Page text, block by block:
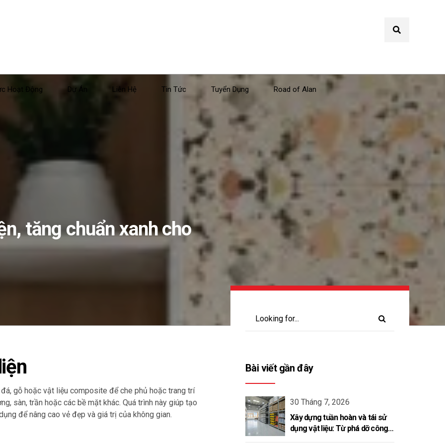
Hoạt Động Dự Án Liên Hệ Tin Tức Tuyển Dụng Road of Alan
tăng chuẩn xanh cho
gỗ hoặc vật liệu composite để che phủ hoặc trang trí
sàn, trần hoặc các bề mặt khác. Quá trình này giúp tạo
để nâng cao vẻ đẹp và giá trị của không gian.
Bài viết gần đây
30 Tháng 7, 2026
Xây dựng tuần hoàn và tái sử
dụng vật liệu: Từ phá dỡ công